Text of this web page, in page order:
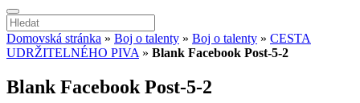
Domovská stránka » Boj o talenty » Boj o talenty » CESTA
UDRŽITELNÉHO PIVA » Blank Facebook Post-5-2
Blank Facebook Post-5-2